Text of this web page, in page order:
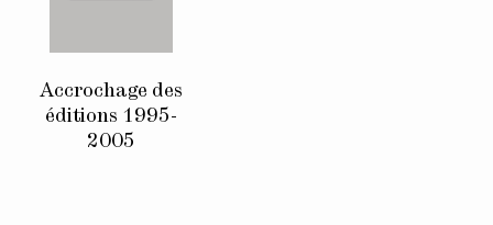
Accrochage des
éditions 1995-
2005